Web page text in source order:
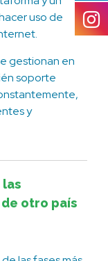
uso de
gestionan en
soporte
y
otro país